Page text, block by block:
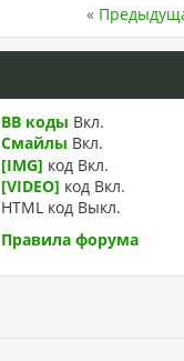
«
BB коды Вкл.
Смайлы Вкл.
[IMG] код Вкл.
[VIDEO] код Вкл.
HTML код Выкл.
Правила форума